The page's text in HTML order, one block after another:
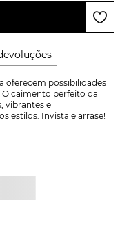
oferecem possibilidades
caimento perfeito da
vibrantes e
estilos. Invista e arrase!